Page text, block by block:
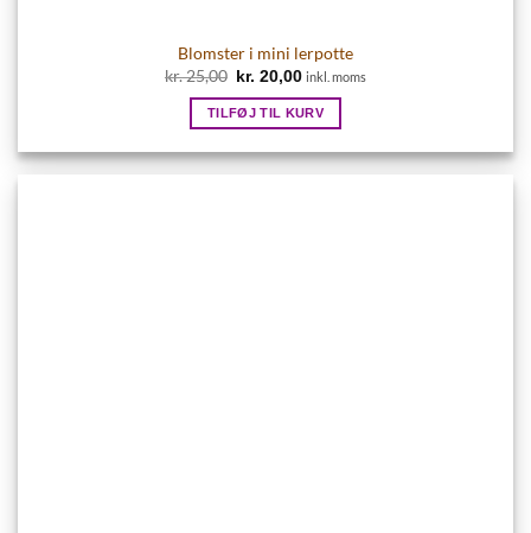
Blomster i mini lerpotte
kr.25,00 Den
oprindelige
pris
var:
kr. 20,00Den
pris
er:
inkl. moms
TILFØJ TIL KURV